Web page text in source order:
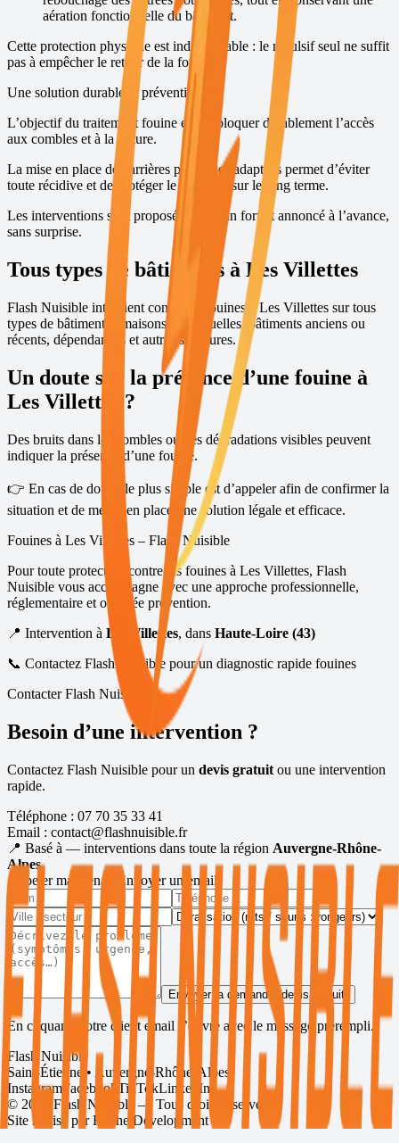
aération fonctionnelle du bâtiment.
Cette protection physique est indispensable : le répulsif seul ne suffit
pas à empêcher le retour de la fouine.
Une solution durable et préventive
L’objectif du traitement fouine est de bloquer durablement l’accès
aux combles et à la toiture.
La mise en place de barrières physiques adaptées permet d’éviter
toute récidive et de protéger le bâtiment sur le long terme.
Les interventions sont proposées avec un forfait annoncé à l’avance,
sans surprise.
Tous types de bâtiments à Les Villettes
Flash Nuisible intervient contre les fouines àLes Villettes sur tous
types de bâtiments : maisons individuelles, bâtiments anciens ou
récents, dépendances et autres structures.
Un doute sur la présence d’une fouine à
Les Villettes
?
Des bruits dans les combles ou des dégradations visibles peuvent
indiquer la présence d’une fouine.
👉 En cas de doute, le plus simple est d’appeler afin de confirmer la
situation et de mettre en place une solution légale et efficace.
Fouines à Les Villettes – Flash Nuisible
Pour toute protection contre les fouines à Les Villettes, Flash
Nuisible vous accompagne avec une approche professionnelle,
réglementaire et orientée prévention.
📍 Intervention à Les Villettes, dans Haute-Loire (43)
📞 Contactez Flash Nuisible pour un diagnostic rapide fouines
Contacter Flash Nuisible
Besoin d’une intervention ?
Contactez Flash Nuisible pour un devis gratuit ou une intervention
rapide.
Téléphone : 07 70 35 33 41
Email : contact@flashnuisible.fr
📍 Basé à — interventions dans toute la région Auvergne-Rhône-
Alpes.
Appeler maintenant
Envoyer un email
Envoyer la demande (devis gratuit)
En cliquant, votre client email s’ouvre avec le message prérempli.
Flash Nuisible
Saint-Étienne • Auvergne-Rhône-Alpes
Instagram Facebook TikTokLinkedIn
© 2026
Flash Nuisible — Tous droits réservés.
Site réalisé par Roche Development